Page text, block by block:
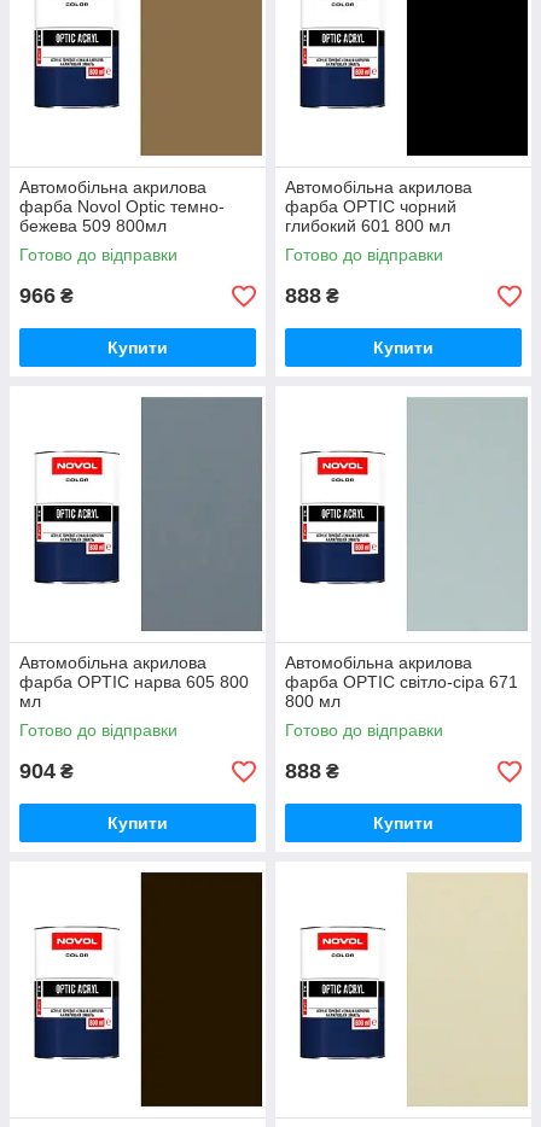
Автомобільна акрилова
фарба Novol Optic темно-
бежева 509 800мл
Готово до відправки
966 ₴
Купити
Автомобільна акрилова
фарба OPTIC чорний
глибокий 601 800 мл
Готово до відправки
888 ₴
Купити
Автомобільна акрилова
фарба OPTIC нарва 605 800
мл
Готово до відправки
904 ₴
Купити
Автомобільна акрилова
фарба OPTIC світло-сіра 671
800 мл
Готово до відправки
888 ₴
Купити